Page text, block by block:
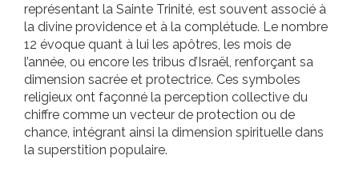
représentant la Sainte Trinité, est souvent associé à
la divine providence et à la complétude. Le nombre
12 évoque quant à lui les apôtres, les mois de
l’année, ou encore les tribus d’Israël, renforçant sa
dimension sacrée et protectrice. Ces symboles
religieux ont façonné la perception collective du
chiffre comme un vecteur de protection ou de
chance, intégrant ainsi la dimension spirituelle dans
la superstition populaire.